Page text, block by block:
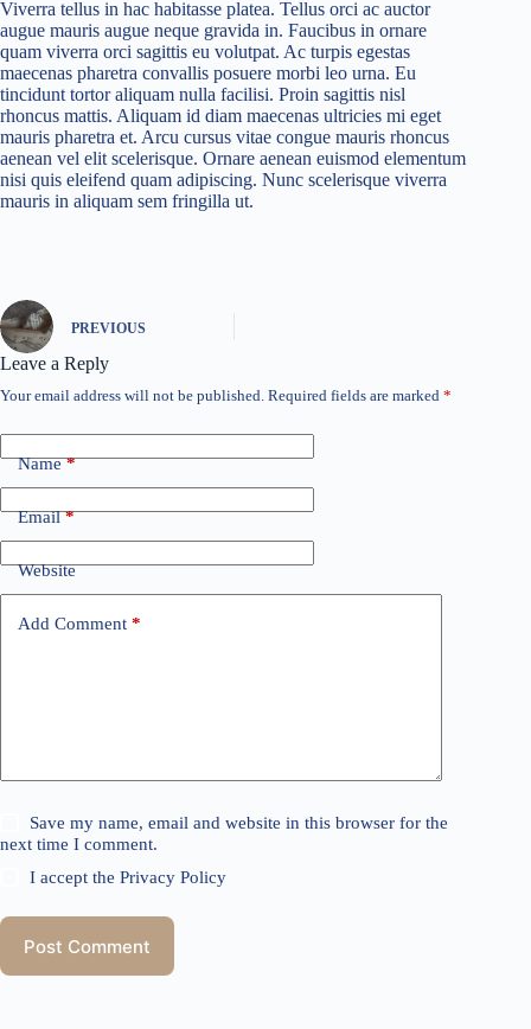
Viverra tellus in hac habitasse platea. Tellus orci ac auctor
augue mauris augue neque gravida in. Faucibus in ornare
quam viverra orci sagittis eu volutpat. Ac turpis egestas
maecenas pharetra convallis posuere morbi leo urna. Eu
tincidunt tortor aliquam nulla facilisi. Proin sagittis nisl
rhoncus mattis. Aliquam id diam maecenas ultricies mi eget
mauris pharetra et. Arcu cursus vitae congue mauris rhoncus
aenean vel elit scelerisque. Ornare aenean euismod elementum
nisi quis eleifend quam adipiscing. Nunc scelerisque viverra
mauris in aliquam sem fringilla ut.
PREVIOUS
Leave a Reply
Your email address will not be published. Required fields are marked *
Name*
Email*
Website
Add Comment *
Save my name, email and website in this browser for the
next time I comment.
I accept thePrivacy Policy
Post Comment